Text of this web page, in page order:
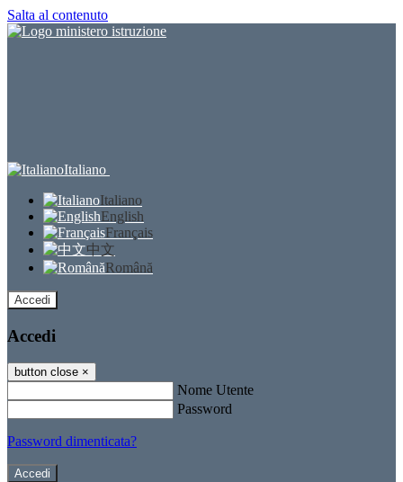
Salta al contenuto
Italiano
Italiano
English
Français
中文
Română
Accedi
Accedi
button close ×
Nome Utente
Password
Password dimenticata?